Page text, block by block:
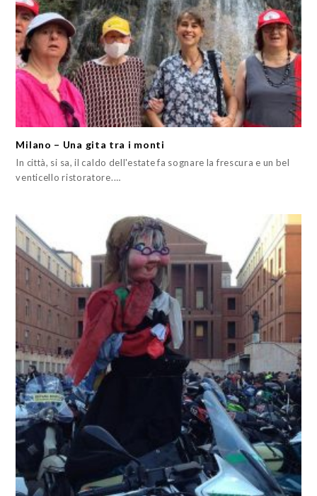
Milano – Una gita tra i monti
In città, si sa, il caldo dell'estate fa sognare la frescura e un bel
venticello ristoratore.…